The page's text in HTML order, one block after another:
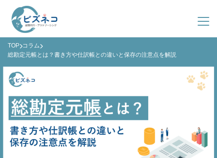
サービス紹介
ビズネコとは？
サービス一覧
導入までの流れ
ファクタリング
導入事例
料金プラン
会社概要
よくある質問
TOP コラム
総勘定元帳とは？書き方や仕訳帳との違いと保存の注意点を解説